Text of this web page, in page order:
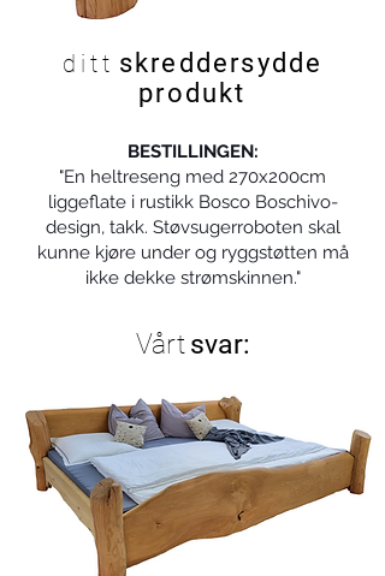
ditt skreddersydde
produkt
BESTILLINGEN:
"En heltreseng med 270x200cm
liggeflate i rustikk Bosco Boschivo-
design, takk. Støvsugerroboten skal
kunne kjøre under og ryggstøtten må
ikke dekke strømskinnen."
Vårt svar: